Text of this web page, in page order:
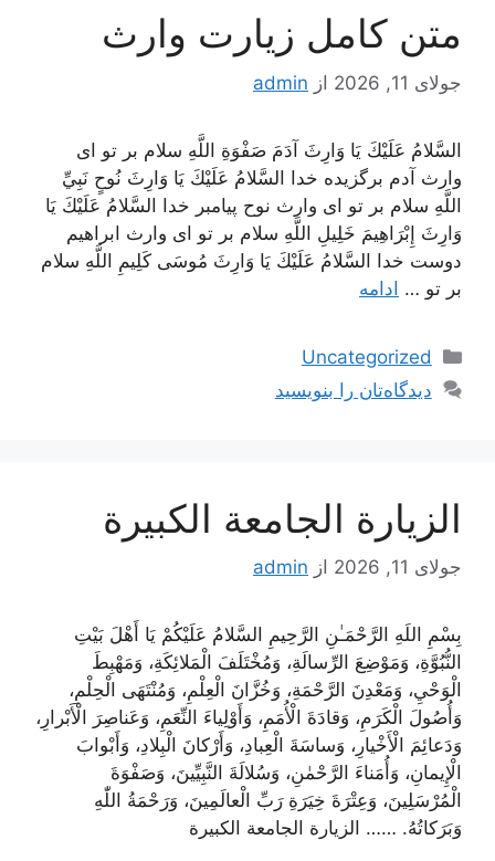
متن کامل زيارت وارث
جولای 11, 2026 از admin
السَّلامُ عَلَيْكَ يَا وَارِثَ آدَمَ صَفْوَةِ اللَّهِ سلام بر تو ای
وارث آدم برگزیده خدا السَّلامُ عَلَيْكَ يَا وَارِثَ نُوحٍ نَبِيِّ
اللَّهِ سلام بر تو ای وارث نوح پیامبر خدا السَّلامُ عَلَيْكَ يَا
وَارِثَ إِبْرَاهِيمَ خَلِيلِ اللَّهِ سلام بر تو ای وارث ابراهیم
دوست خدا السَّلامُ عَلَيْكَ يَا وَارِثَ مُوسَى كَلِيمِ اللَّهِ سلام
بر تو … ادامه
دسته‌ها
Uncategorized
دیدگاه‌تان را بنویسید
الزيارة الجامعة الكبيرة
جولای 11, 2026 از admin
بِسْمِ اللَهِ الرَّحْمَـٰنِ الرَّحِيمِ السَّلامُ عَلَيْكُمْ يَا أَهْلَ بَيْتِ
النُّبُوَّةِ، وَمَوْضِعَ الرِّسالَةِ، وَمُخْتَلَفَ الْمَلائِكَةِ، وَمَهْبِطَ
الْوَحْيِ، وَمَعْدِنَ الرَّحْمَةِ، وَخُزَّانَ الْعِلْمِ، وَمُنْتَهَى الْحِلْمِ،
وَأُصُولَ الْكَرَمِ، وَقادَةَ الْأُمَمِ، وَأَوْلِياءَ النِّعَمِ، وَعَناصِرَ الْأَبْرارِ،
وَدَعائِمَ الْأَخْيارِ، وَساسَةَ الْعِبادِ، وَأَرْكانَ الْبِلادِ، وَأَبْوابَ
الْإِيمانِ، وَأُمَناءَ الرَّحْمٰنِ، وَسُلالَةَ النَّبِيِّينَ، وَصَفْوَةَ
الْمُرْسَلِينَ، وَعِتْرَةَ خِيَرَةِ رَبِّ الْعالَمِينَ، وَرَحْمَةُ اللّٰهِ
وَبَرَكاتُهُ. …… الزيارة الجامعة الكبيرة